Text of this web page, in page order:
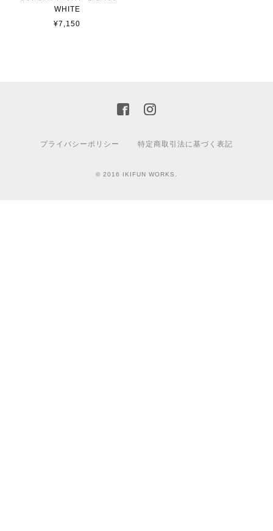
WHITE
¥7,150
プライバシーポリシー 特定商取引法に基づく表記
© 2016 IKIFUN WORKS.